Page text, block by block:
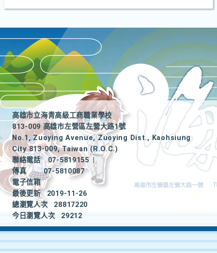
高雄市立海青高級工商職業學校
813-009 高雄市左營區左營大路1號
No.1, Zuoying Avenue, Zuoying Dist., Kaohsiung
City 813-009, Taiwan (R.O.C.)
聯絡電話
07-5819155
|
傳真
07-5810087
電子信箱
最後更新
2019-11-26
總瀏覽人次
28817220
今日瀏覽人次
29212